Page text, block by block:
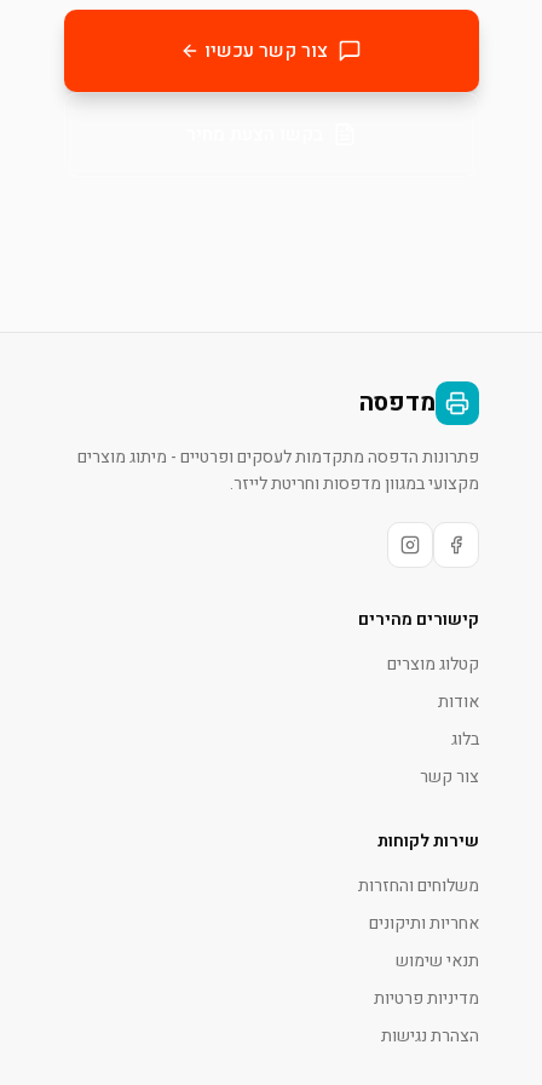
צור קשר עכשיו
מדפסה
פתרונות הדפסה מתקדמות לעסקים ופרטיים - מיתוג מוצרים
מקצועי במגוון מדפסות וחריטת לייזר.
קישורים מהירים
קטלוג מוצרים
אודות
בלוג
צור קשר
שירות לקוחות
משלוחים והחזרות
אחריות ותיקונים
תנאי שימוש
מדיניות פרטיות
הצהרת נגישות